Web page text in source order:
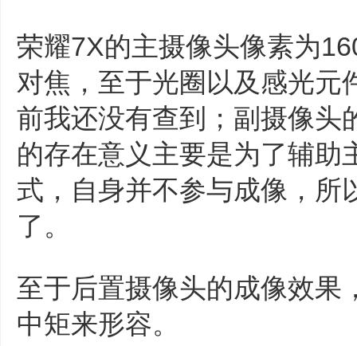
荣耀7X的主摄像头像素为
对焦，至于光圈以及感光元
前我还没有查到；副摄像头
的存在意义主要是为了辅助
式，自身并不参与成像，所
了。
至于后置摄像头的成像效果
中矩来形容。